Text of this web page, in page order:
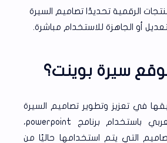
الرقمية تحديدًا تصاميم السيرة
أو الجاهزة للاستخدام مباشرة.
سيرة بوينت؟
في تعزيز وتطوير تصاميم السيرة
الذاتية في الوطن العربي باستخدام برنامج powerpoint،
التي يتم استخدامها حاليًا من